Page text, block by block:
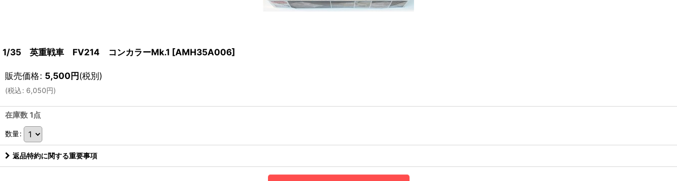
1/35 英重戦車 FV214 コンカラーMk.1 [AMH35A006]
販売価格: 5,500円(税別)
(税込: 6,050円)
在庫数 1点
数量:
返品特約に関する重要事項